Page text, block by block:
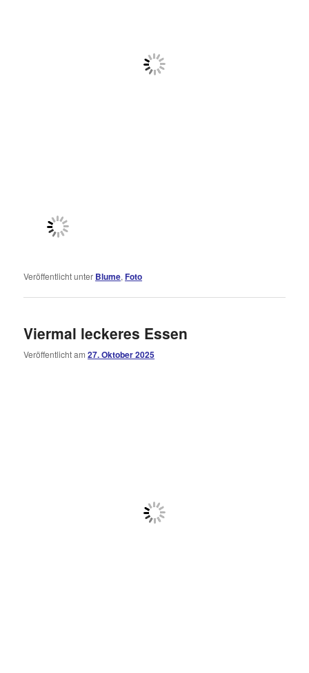
Veröffentlicht unter Blume,Foto
Viermal leckeres Essen
Veröffentlicht am27. Oktober 2025